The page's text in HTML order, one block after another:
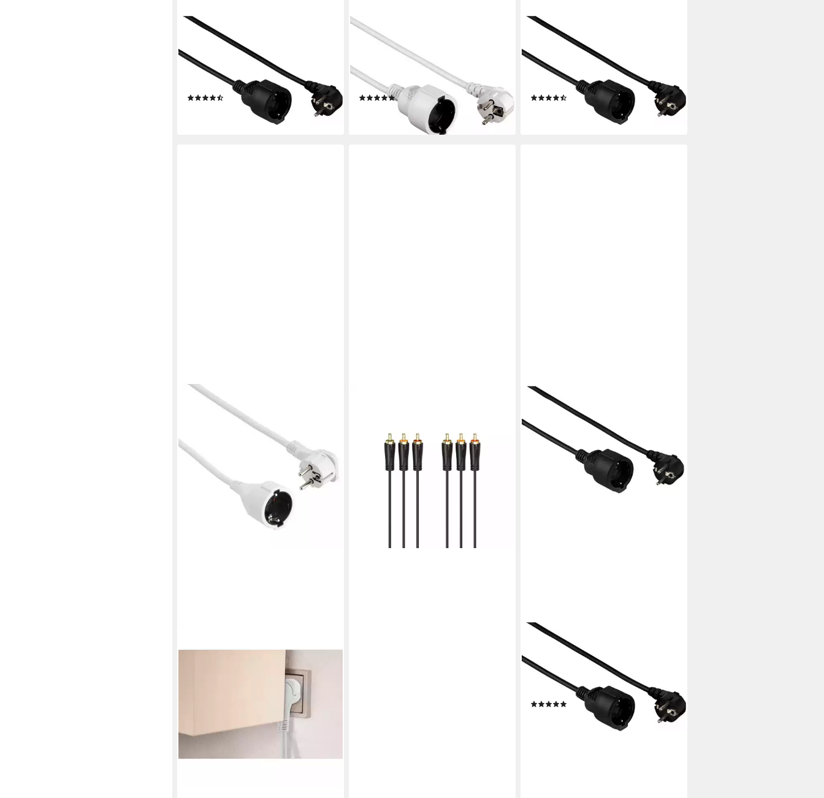
HAMA
Schutzkontakt-Verlängerungskabel
"Profi", 2 m, Schwarz
Verlängerungskabel, Typ F (Schuko),
Typ F (Schuko) (200 cm)
lieferbar - in 2-3 Werktagen bei dir
HAMA
Profi Verlängerungskabel, Typ F
(Schuko), Typ F (Schuko) (200 cm),
Schutzkontakt mit erhöhtem
Berührungsschutz, weiß
(53)
ab 15,89 €
lieferbar - in 2-3 Werktagen bei dir
HAMA
Profi Verlängerungskabel, Typ F
(Schuko), Typ F (Schuko) (300 cm),
Schutzkontakt-Verlängerungskabel,
erhöhter Berührungsschutz, schwarz
lieferbar - in 2-3 Werktagen bei dir
Cinch, (150 cm)
19,89 €
lieferbar - in 2-3 Werktagen bei dir
HAMA
Schutzkontakt-Verlängerungskabel
"Profi", 5 m, Schwarz Stromkabel,
Typ F (Schuko), Typ F (Schuko) (500
(35)
lieferbar - in 2-3 Werktagen bei dir